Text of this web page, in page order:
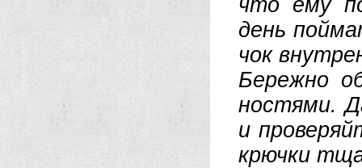
что ему
день
чок
Бе­реж­но
но­стя­ми.
и
крюч­ки